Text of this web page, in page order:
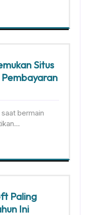
Situs
bermain
Paling
Ini